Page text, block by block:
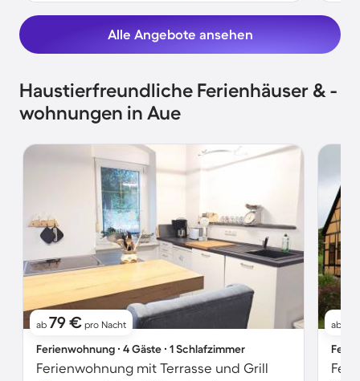
Alle Angebote ansehen
Haustierfreundliche Ferienhäuser & -
wohnungen in Aue
ab 79 € pro Nacht
Ferienwohnung ∙ 4 Gäste ∙ 1 Schlafzimmer
Ferienwohnung mit Terrasse und Grill
ab